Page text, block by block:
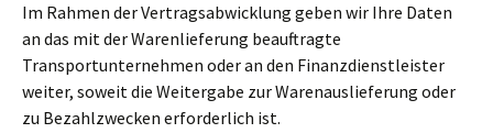
Im Rahmen der Vertragsabwicklung geben wir Ihre Daten
an das mit der Warenlieferung beauftragte
Transportunternehmen oder an den Finanzdienstleister
weiter, soweit die Weitergabe zur Warenauslieferung oder
zu Bezahlzwecken erforderlich ist.